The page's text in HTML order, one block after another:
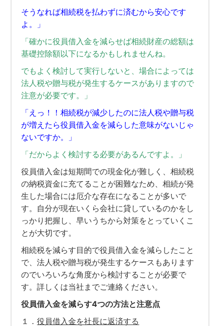
そうなれば相続税を払わずに済むから安心です
よ。」
「確かに役員借入金を減らせば相続財産の総額は
基礎控除額以下になるかもしれませんね。
でもよく検討して実行しないと、場合によっては
法人税や贈与税が発生するケースがありますので
注意が必要です。」
「えっ！！相続税が減少したのに法人税や贈与税
が増えたら役員借入金を減らした意味がないじゃ
ないですか。」
「だからよく検討する必要があるんですよ。」
役員借入金は短期間での現金化が難しく、相続税
の納税資金に充てることが困難なため、相続が発
生した場合には厄介な存在になることが多いで
す。自分が現在いくら会社に貸しているのかをし
っかり把握し、早いうちから対策をとっていくこ
とが大切です。
相続税を減らす目的で役員借入金を減らしたこと
で、法人税や贈与税が発生するケースもあります
のでいろいろな角度から検討することが必要で
す。詳しくは当社までご連絡ください。
役員借入金を減らす4つの方法と注意点
１．役員借入金を社長に返済する